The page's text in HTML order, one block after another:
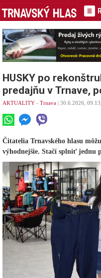
HUSKY po
predajňu v Trnave,
AKTUALITY - Trnava | 30.6.2026,
Čitatelia Trnavského hlasu
výhodnejšie. Stačí splniť jednu